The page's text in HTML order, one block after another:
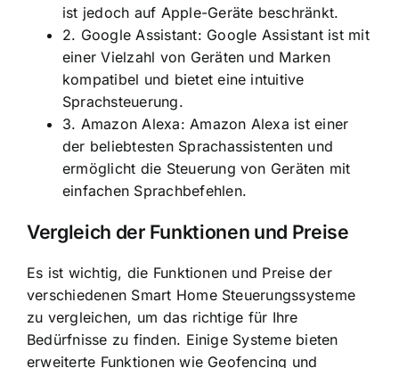
ist jedoch auf Apple-Geräte beschränkt.
2. Google Assistant: Google Assistant ist mit
einer Vielzahl von Geräten und Marken
kompatibel und bietet eine intuitive
Sprachsteuerung.
3. Amazon Alexa: Amazon Alexa ist einer
der beliebtesten Sprachassistenten und
ermöglicht die Steuerung von Geräten mit
einfachen Sprachbefehlen.
Vergleich der Funktionen und Preise
Es ist wichtig, die Funktionen und Preise der
verschiedenen Smart Home Steuerungssysteme
zu vergleichen, um das richtige für Ihre
Bedürfnisse zu finden. Einige Systeme bieten
erweiterte Funktionen wie Geofencing und